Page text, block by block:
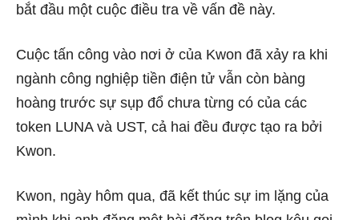
bắt đầu một cuộc điều tra về vấn đề này.
Cuộc tấn công vào nơi ở của Kwon đã xảy ra khi
ngành công nghiệp tiền điện tử vẫn còn bàng
hoàng trước sự sụp đổ chưa từng có của các
token LUNA và UST, cả hai đều được tạo ra bởi
Kwon.
Kwon, ngày hôm qua, đã kết thúc sự im lặng của